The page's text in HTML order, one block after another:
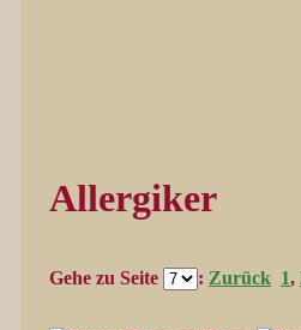
Allergiker
Gehe zu Seite : Zurück 1,